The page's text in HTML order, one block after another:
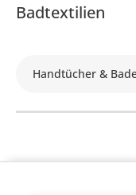
Badtextilien
Handtücher &